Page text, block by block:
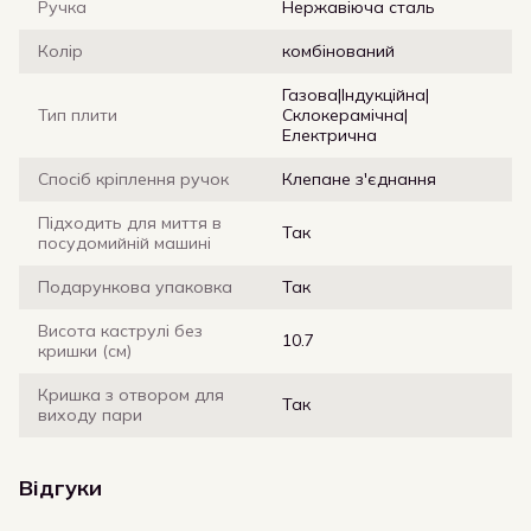
Ручка Нержавіюча сталь
Колір комбінований
Тип плити
Газова|Індукційна|
Склокерамічна|
Електрична
Спосіб кріплення ручок Клепане з'єднання
Підходить для миття в
посудомийній машині
Так
Подарункова упаковка Так
Висота каструлі без
кришки (см)
10.7
Кришка з отвором для
виходу пари
Так
Відгуки